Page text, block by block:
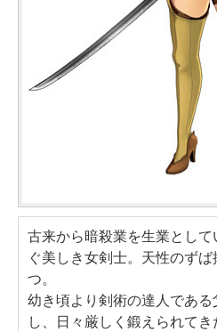
古来から暗殺業を生業とし
ぐ美しき女剣士。天性のず
つ。
幼き頃より剣術の達人であ
し、日々厳しく鍛えられて